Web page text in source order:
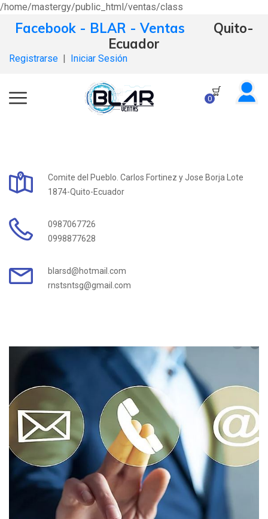
/home/mastergy/public_html/ventas/class
Facebook - BLAR - Ventas Quito-
Ecuador
Registrarse | Iniciar Sesión
0
Comite del Pueblo. Carlos Fortinez y Jose Borja Lote
1874-Quito-Ecuador
0987067726
0998877628
blarsd@hotmail.com
rnstsntsg@gmail.com